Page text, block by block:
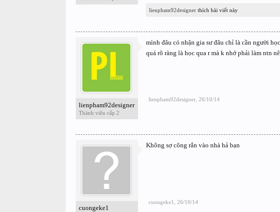
lienpham92designerthích bài viết này
lienpham92designer
Thành viên cấp 2
mình đâu có nhận gia sư đâu chỉ là cần người
quá rõ ràng là học qua r mà k nhớ phải làm ntn
lienpham92designer, 26/10/14
cuongeke1
Không sợ cõng rắn vào nhà hả bạn
cuongeke1 26/10/14